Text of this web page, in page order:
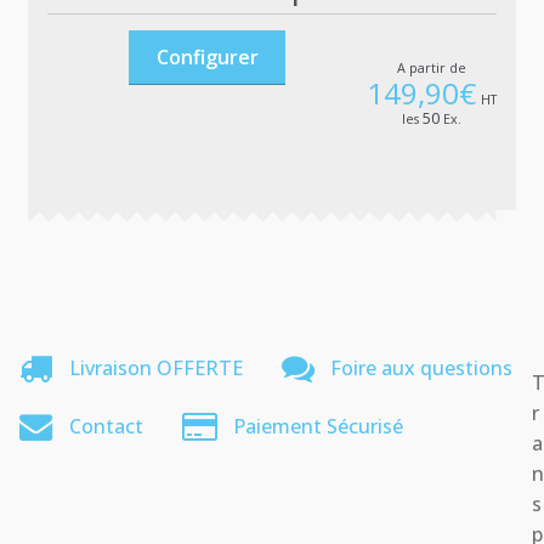
A partir de
149,90€ HT
les50 Ex.
Configurer
Livraison OFFERTE Foire aux questions
Contact Paiement Sécurisé
r
a
n
s
p